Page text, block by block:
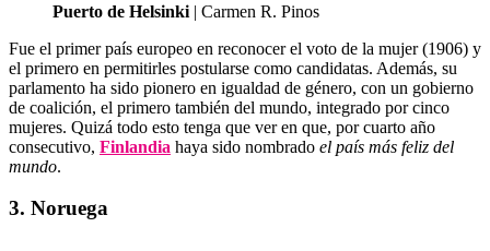
Puerto de Helsinki | Carmen R. Pinos
Fue el primer país europeo en reconocer el voto de la mujer (1906) y
el primero en permitirles postularse como candidatas. Además, su
parlamento ha sido pionero en igualdad de género, con un gobierno
de coalición, el primero también del mundo, integrado por cinco
mujeres. Quizá todo esto tenga que ver en que, por cuarto año
consecutivo, Finlandia haya sido nombrado el país más feliz del
mundo.
3. Noruega